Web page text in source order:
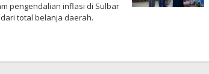
pengendalian inflasi di Sulbar
total belanja daerah.
Junaedi